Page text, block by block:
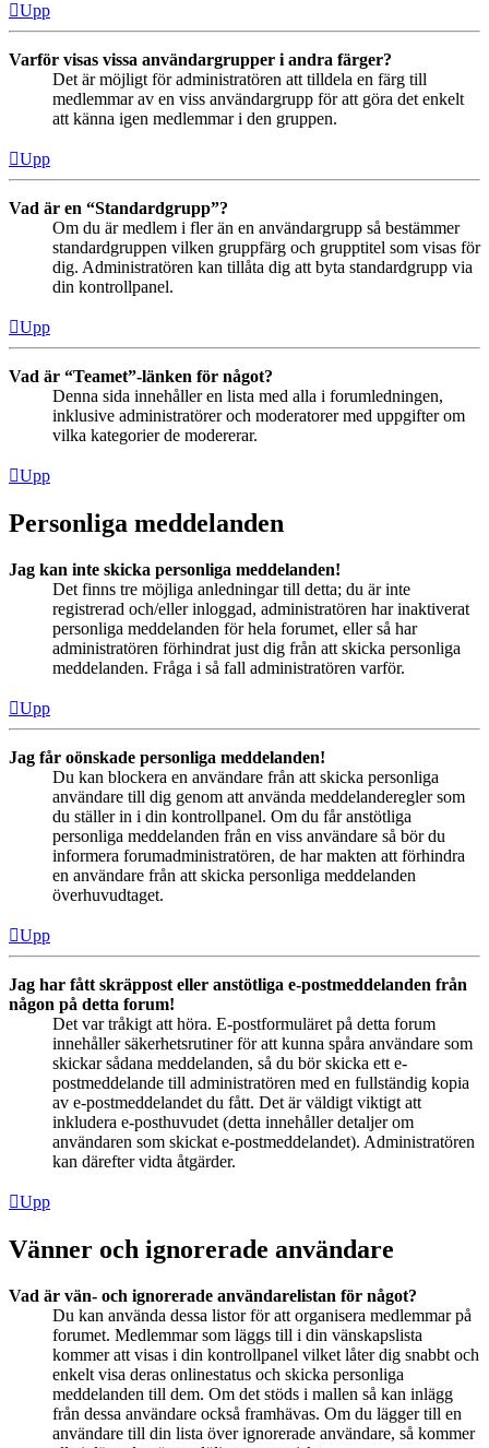
Upp
Varför visas vissa användargrupper i andra färger?
Det är möjligt för administratören att tilldela en färg till
medlemmar av en viss användargrupp för att göra det enkelt
att känna igen medlemmar i den gruppen.
Upp
Vad är en “Standardgrupp”?
Om du är medlem i fler än en användargrupp så bestämmer
standardgruppen vilken gruppfärg och grupptitel som visas för
dig. Administratören kan tillåta dig att byta standardgrupp via
din kontrollpanel.
Upp
Vad är “Teamet”-länken för något?
Denna sida innehåller en lista med alla i forumledningen,
inklusive administratörer och moderatorer med uppgifter om
vilka kategorier de modererar.
Upp
Personliga meddelanden
Jag kan inte skicka personliga meddelanden!
Det finns tre möjliga anledningar till detta; du är inte
registrerad och/eller inloggad, administratören har inaktiverat
personliga meddelanden för hela forumet, eller så har
administratören förhindrat just dig från att skicka personliga
meddelanden. Fråga i så fall administratören varför.
Upp
Jag får oönskade personliga meddelanden!
Du kan blockera en användare från att skicka personliga
användare till dig genom att använda meddelanderegler som
du ställer in i din kontrollpanel. Om du får anstötliga
personliga meddelanden från en viss användare så bör du
informera forumadministratören, de har makten att förhindra
en användare från att skicka personliga meddelanden
överhuvudtaget.
Upp
Jag har fått skräppost eller anstötliga e-postmeddelanden från
någon på detta forum!
Det var tråkigt att höra. E-postformuläret på detta forum
innehåller säkerhetsrutiner för att kunna spåra användare som
skickar sådana meddelanden, så du bör skicka ett e-
postmeddelande till administratören med en fullständig kopia
av e-postmeddelandet du fått. Det är väldigt viktigt att
inkludera e-posthuvudet (detta innehåller detaljer om
användaren som skickat e-postmeddelandet). Administratören
kan därefter vidta åtgärder.
Upp
Vänner och ignorerade användare
Vad är vän- och ignorerade användarelistan för något?
Du kan använda dessa listor för att organisera medlemmar på
forumet. Medlemmar som läggs till i din vänskapslista
kommer att visas i din kontrollpanel vilket låter dig snabbt och
enkelt visa deras onlinestatus och skicka personliga
meddelanden till dem. Om det stöds i mallen så kan inlägg
från dessa användare också framhävas. Om du lägger till en
användare till din lista över ignorerade användare, så kommer